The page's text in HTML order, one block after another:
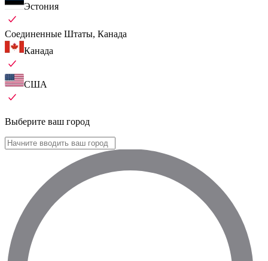
Эстония
Соединенные Штаты, Канада
Канада
США
Выберите ваш город